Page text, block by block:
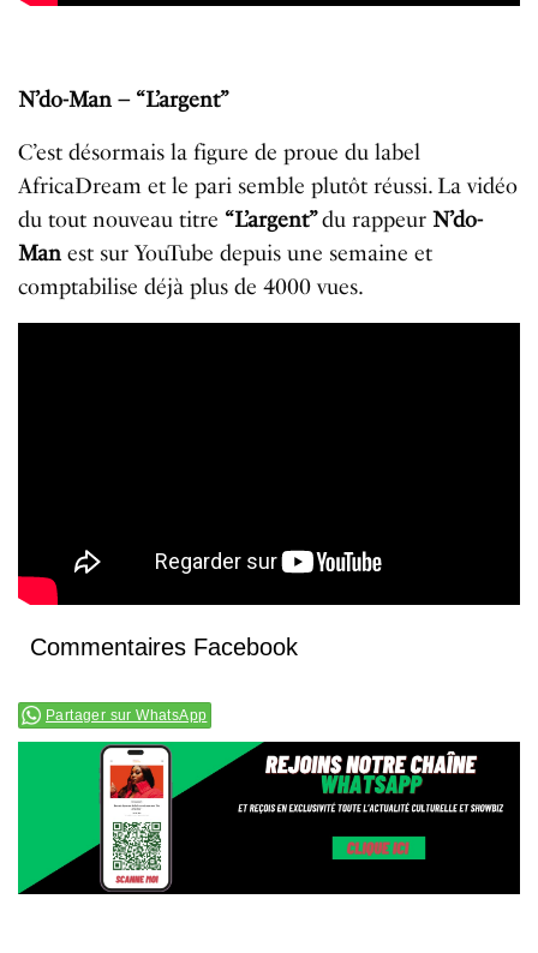
N’do-Man – “L’argent”
C’est désormais la figure de proue du label
AfricaDream et le pari semble plutôt réussi. La vidéo
du tout nouveau titre “L’argent”du rappeurN’do-
Man est sur YouTube depuis une semaine et
comptabilise déjà plus de 4000 vues.
Commentaires Facebook
Partager sur WhatsApp